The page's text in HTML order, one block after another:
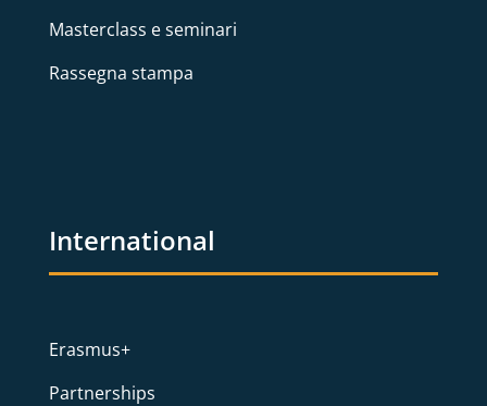
Masterclass e seminari
Rassegna stampa
International
Erasmus+
Partnerships